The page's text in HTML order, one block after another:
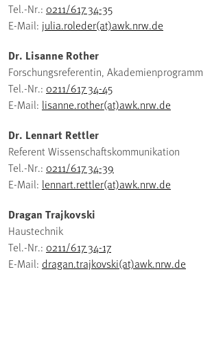
Tel.-Nr.: 0211/617 34-35
E-Mail: julia.roleder(at)awk.nrw.de
Dr. Lisanne Rother
Forschungsreferentin, Akademienprogramm
Tel.-Nr.: 0211/617 34-45
E-Mail: lisanne.rother(at)awk.nrw.de
Dr. Lennart Rettler
Referent Wissenschaftskommunikation
Tel.-Nr.: 0211/617 34-39
E-Mail: lennart.rettler(at)awk.nrw.de
Dragan Trajkovski
Haustechnik
Tel.-Nr.: 0211/617 34-17
E-Mail: dragan.trajkovski(at)awk.nrw.de